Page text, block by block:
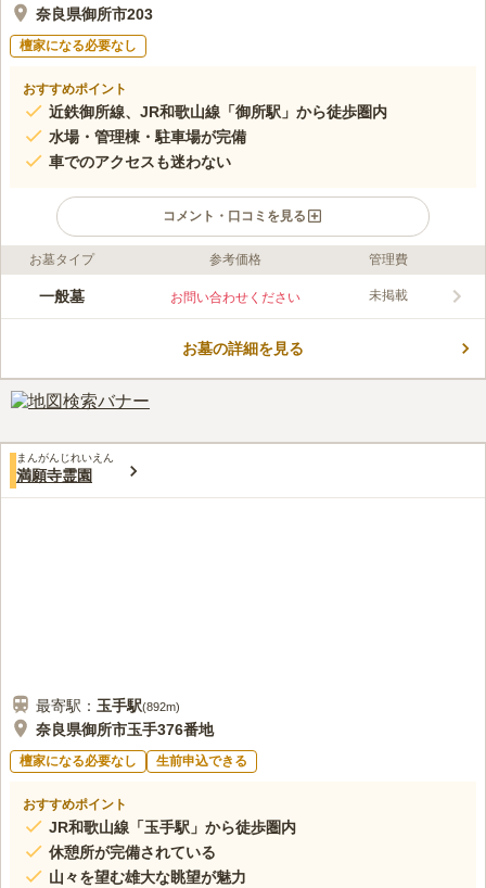
奈良県御所市203
檀家になる必要なし
おすすめポイント
近鉄御所線、JR和歌山線「御所駅」から徒歩圏内
水場・管理棟・駐車場が完備
車でのアクセスも迷わない
コメント・口コミを見る
ライフドット編集部のコメント
御所市営墓地は、交通の便が良い場所に位置する約1500区画の
トイレ、駐車場、水汲み場などが完備されており、お参りしやす
所、御所市防災交流館Mimoroなどがあり、隣接する大型スーパ
ーマーケットでお墓参り用品の購入も可能です。
口コミ評価
40代女性
周辺には大きなスーパーも有り、そこでお供えや、お花屋さんも
入っていて、現地でお墓参りの準備ができるのがいい
お墓タイプ 参考価格 管理費
一般墓 お問い合わせください 未掲載
お墓の詳細を見る
まんがんじれいえん
満願寺霊園
最寄駅： 玉手駅(892m)
奈良県御所市玉手376番地
檀家になる必要なし 生前申込できる
おすすめポイント
JR和歌山線「玉手駅」から徒歩圏内
休憩所が完備されている
山々を望む雄大な眺望が魅力